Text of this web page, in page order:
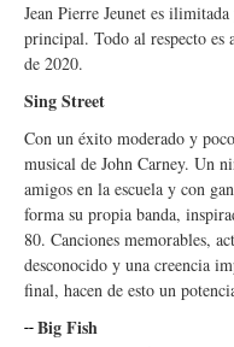
Jean Pierre Jeunet es
principal. Todo al respecto
de 2020.
Sing Street
Con un éxito moderado y
musical de John Carney. Un
amigos en la escuela y con
forma su propia banda,
80. Canciones memorables,
desconocido y una creencia
final, hacen de esto un
--Big Fish